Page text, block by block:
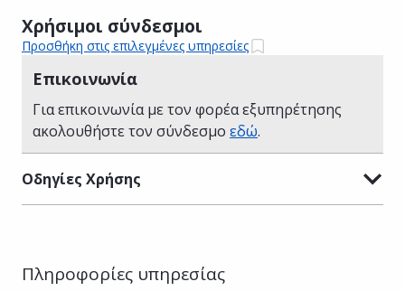
Χρήσιμοι σύνδεσμοι
Προσθήκη στις επιλεγμένες υπηρεσίες
Επικοινωνία
Για επικοινωνία με τον φορέα εξυπηρέτησης
ακολουθήστε τον σύνδεσμο εδώ.
Οδηγίες Χρήσης
Πληροφορίες υπηρεσίας